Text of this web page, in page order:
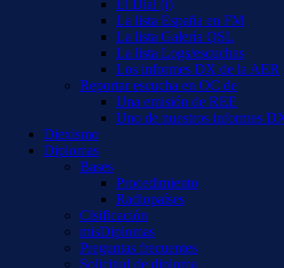
El Dial (i)
La lista España en FM
La lista Galería QSL
La lista Logs/escuchas
Los informes DX de la AER
Reportar escucha en OC de
Una emisión de REE
Uno de nuestros informes
Diexismo
Diplomas
Bases
Procedimiento
Radiopaíses
Clsificación
misDiplomas
Preguntas frecuentes
Solicitud de diploma